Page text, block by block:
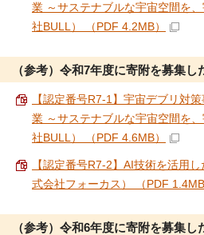
業 ～サステナブルな宇宙空間を
社BULL） （PDF 4.2MB）
（参考）令和7年度に寄附を募集し
【認定番号R7-1】宇宙デブリ対
業 ～サステナブルな宇宙空間を
社BULL） （PDF 4.6MB）
【認定番号R7-2】AI技術を活用
式会社フォーカス） （PDF 1.4MB
（参考）令和6年度に寄附を募集し